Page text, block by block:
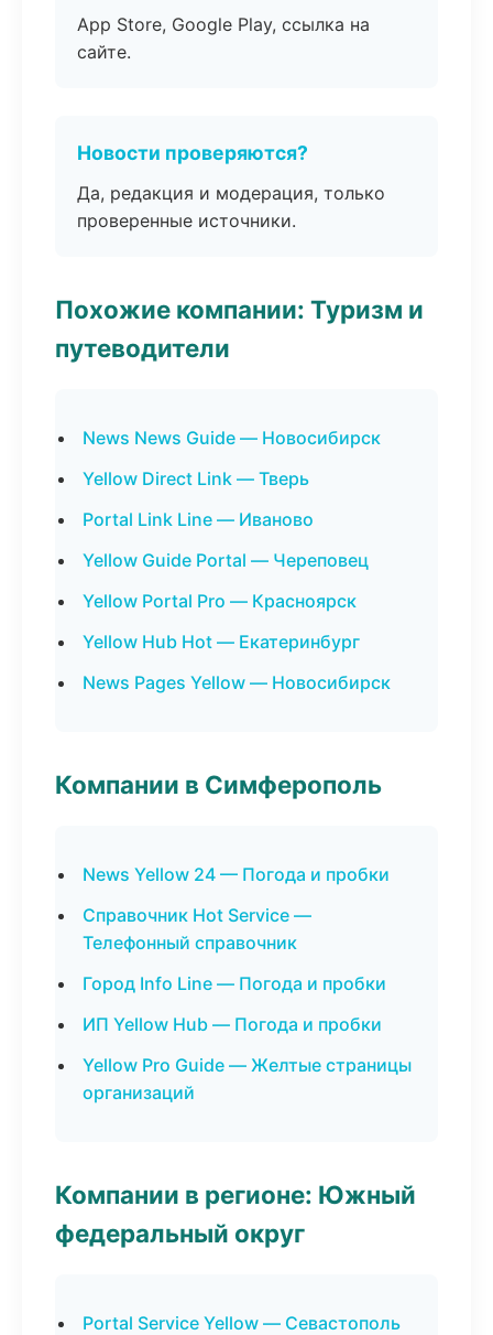
App Store, Google Play, ссылка на
сайте.
Новости проверяются?
Да, редакция и модерация, только
проверенные источники.
Похожие компании: Туризм и
путеводители
News News Guide — Новосибирск
Yellow Direct Link — Тверь
Portal Link Line — Иваново
Yellow Guide Portal — Череповец
Yellow Portal Pro — Красноярск
Yellow Hub Hot — Екатеринбург
News Pages Yellow — Новосибирск
Компании в Симферополь
News Yellow 24 — Погода и пробки
Справочник Hot Service —
Телефонный справочник
Город Info Line — Погода и пробки
ИП Yellow Hub — Погода и пробки
Yellow Pro Guide — Желтые страницы
организаций
Компании в регионе: Южный
федеральный округ
Portal Service Yellow — Севастополь